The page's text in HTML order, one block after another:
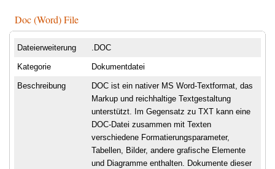
Doc (Word) File
Dateierweiterung .DOC
Kategorie Dokumentdatei
Beschreibung
DOC ist ein nativer MS Word-Textformat, das
Markup und reichhaltige Textgestaltung
unterstützt. Im Gegensatz zu TXT kann eine
DOC-Datei zusammen mit Texten
verschiedene Formatierungsparameter,
Tabellen, Bilder, andere grafische Elemente
und Diagramme enthalten. Dokumente dieser